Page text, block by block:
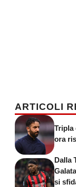
ARTICOLI
Tripla
ora
Dalla
si